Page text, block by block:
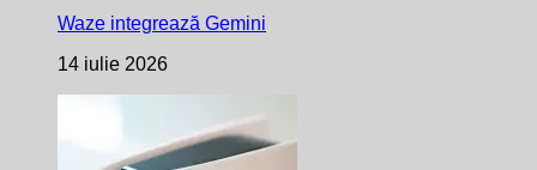
Waze integrează Gemini
14 iulie 2026